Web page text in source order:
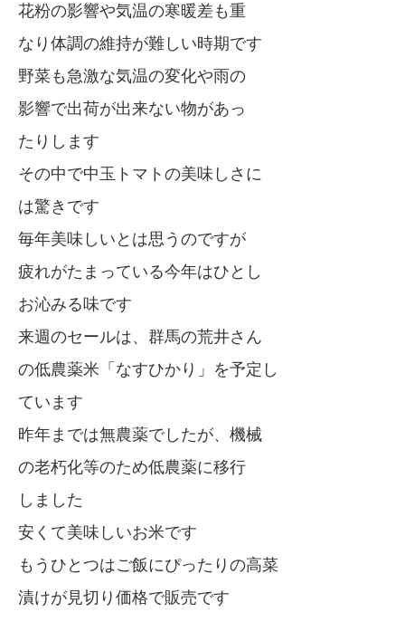
花粉の影響や気温の寒暖差も重
なり体調の維持が難しい時期です
野菜も急激な気温の変化や雨の
影響で出荷が出来ない物があっ
たりします
その中で中玉トマトの美味しさに
は驚きです
毎年美味しいとは思うのですが
疲れがたまっている今年はひとし
お沁みる味です
来週のセールは、群馬の荒井さん
の低農薬米「なすひかり」を予定し
ています
昨年までは無農薬でしたが、機械
の老朽化等のため低農薬に移行
しました
安くて美味しいお米です
もうひとつはご飯にぴったりの高菜
漬けが見切り価格で販売です